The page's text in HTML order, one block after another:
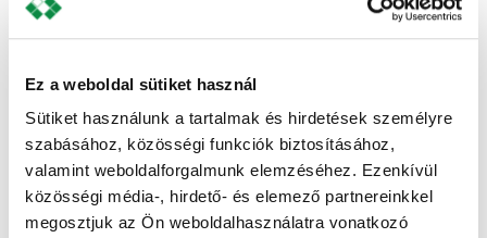
Ez a weboldal sütiket használ
Sütiket használunk a tartalmak és hirdetések személyre
szabásához, közösségi funkciók biztosításához,
valamint weboldalforgalmunk elemzéséhez. Ezenkívül
közösségi média-, hirdető- és elemező partnereinkkel
megosztjuk az Ön weboldalhasználatra vonatkozó
Vélemény, hozzászólás?
Az e-mail címet nem tesszük közzé.A kötelező
mezőket*karakterrel jelöltük
Hozzászólás*